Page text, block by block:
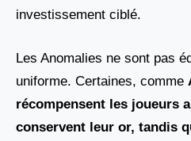
investissement ciblé.
Les Anomalies ne sont pas
uniforme. Certaines, comme
récompensent les joueurs
conservent leur or, tandis